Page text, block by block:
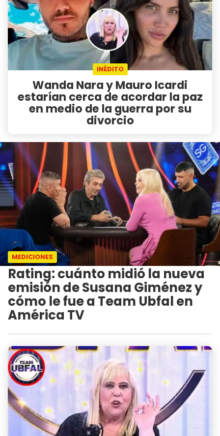
INÉDITO
Wanda Nara y Mauro Icardi
estarían cerca de acordar la paz
en medio de la guerra por su
divorcio
MEDICIONES
Rating: cuánto midió la nueva
emisión de Susana Giménez y
cómo le fue a Team Ubfal en
América TV